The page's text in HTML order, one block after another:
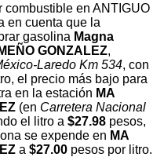
combustible en ANTIGUO
en cuenta que la
gasolina Magna
GONZALEZ,
Laredo Km 534, con
el precio más bajo para
en la estación MA
(en Carretera Nacional
el litro a $27.98 pesos,
se expende en MA
a $27.00 pesos por litro.